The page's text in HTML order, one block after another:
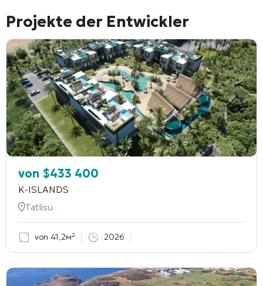
Projekte der Entwickler
von $433 400
K-ISLANDS
Tatlisu
von 41,2м² 2026